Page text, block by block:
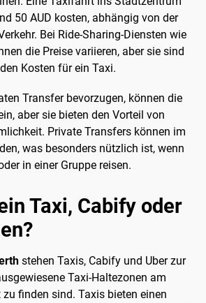
50 AUD kosten, abhängig von der
Bei Ride-Sharing-Diensten wie
die Preise variieren, aber sie sind
Kosten für ein Taxi.
Transfer bevorzugen, können die
aber sie bieten den Vorteil von
Private Transfers können im
was besonders nützlich ist, wenn
in einer Gruppe reisen.
Taxi, Cabify oder
stehen Taxis, Cabify und Uber zur
Taxi-Haltezonen am
finden sind. Taxis bieten einen